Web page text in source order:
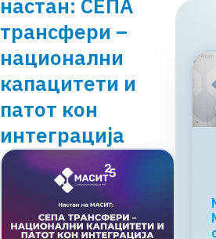
настан: СЕПА
трансфери –
национални
капацитети и
патот кон
интеграција